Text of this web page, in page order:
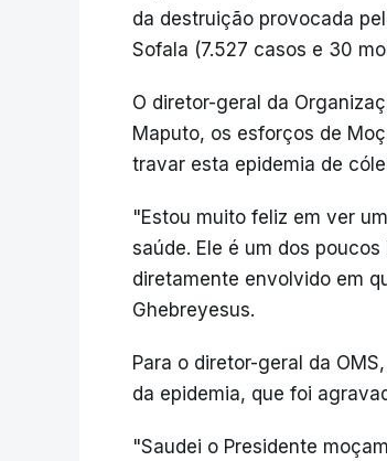
da destruição provocada
Sofala (7.527 casos e 30
O diretor-geral da
Maputo, os esforços de
travar esta epidemia de
"Estou muito feliz em ver
saúde. Ele é um dos
diretamente envolvido em
Ghebreyesus.
Para o diretor-geral da
da epidemia, que foi
"Saudei o Presidente